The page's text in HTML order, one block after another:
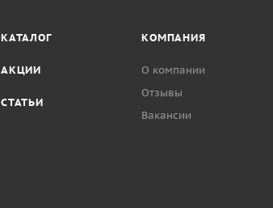
КАТАЛОГ
АКЦИИ
СТАТЬИ
КОМПАНИЯ
О компании
Отзывы
Вакансии